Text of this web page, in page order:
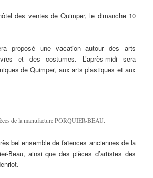
des ventes de Quimper, le dimanche 10
proposé une vacation autour des arts
et des costumes. L’après-midi sera
de Quimper, aux arts plastiques et aux
de la manufacture PORQUIER-BEAU.
bel ensemble de faïences anciennes de la
Beau, ainsi que des pièces d’artistes des